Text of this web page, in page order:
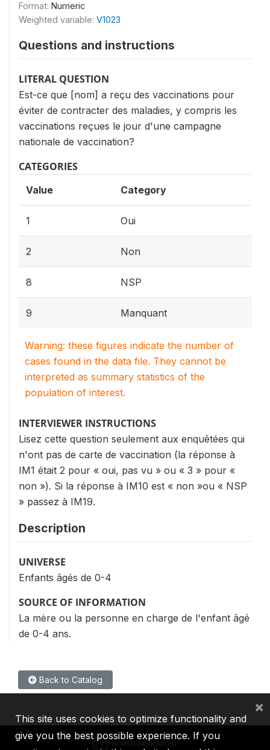
Format: Numeric
Weighted variable: V1023
Questions and instructions
LITERAL QUESTION
Est-ce que [nom] a reçu des vaccinations pour
éviter de contracter des maladies, y compris les
vaccinations reçues le jour d'une campagne
nationale de vaccination?
CATEGORIES
Value Category
1 Oui
2 Non
8 NSP
9 Manquant
Warning: these figures indicate the number of
cases found in the data file. They cannot be
interpreted as summary statistics of the
population of interest.
INTERVIEWER INSTRUCTIONS
Lisez cette question seulement aux enquêtées qui
n'ont pas de carte de vaccination (la réponse à
IM1 était 2 pour « oui, pas vu » ou « 3 » pour «
non »). Si la réponse à IM10 est « non »ou « NSP
» passez à IM19.
Description
UNIVERSE
Enfants âgés de 0-4
SOURCE OF INFORMATION
La mère ou la personne en charge de l'enfant âgé
de 0-4 ans.
Back to Catalog
This site uses cookies to optimize functionality and
give you the best possible experience. If you
×